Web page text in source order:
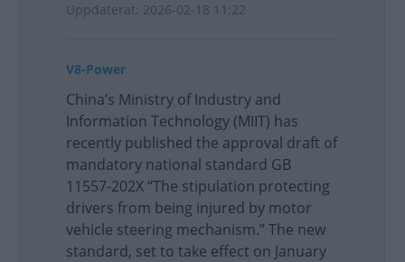
Uppdaterat: 2026-02-18 11:22
V8-Power
China’s Ministry of Industry and
Information Technology (MIIT) has
recently published the approval draft of
mandatory national standard GB
11557-202X “The stipulation protecting
drivers from being injured by motor
vehicle steering mechanism.” The new
standard, set to take effect on January